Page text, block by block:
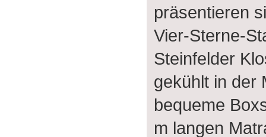
präsentieren
Vier-Sterne-
Steinfelder
gekühlt in der
bequeme
m langen